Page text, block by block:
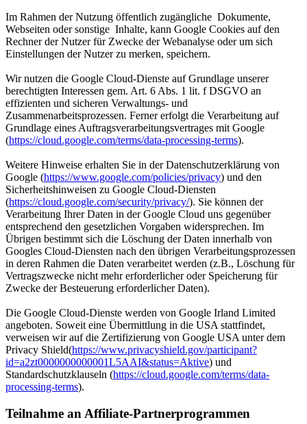
Im Rahmen der Nutzung öffentlich zugängliche Dokumente,
Webseiten oder sonstige Inhalte, kann Google Cookies auf den
Rechner der Nutzer für Zwecke der Webanalyse oder um sich
Einstellungen der Nutzer zu merken, speichern.
Wir nutzen die Google Cloud-Dienste auf Grundlage unserer
berechtigten Interessen gem. Art. 6 Abs. 1 lit. f DSGVO an
effizienten und sicheren Verwaltungs- und
Zusammenarbeitsprozessen. Ferner erfolgt die Verarbeitung auf
Grundlage eines Auftragsverarbeitungsvertrages mit Google
(https://cloud.google.com/terms/data-processing-terms).
Weitere Hinweise erhalten Sie in der Datenschutzerklärung von
Google (https://www.google.com/policies/privacy) und den
Sicherheitshinweisen zu Google Cloud-Diensten
(https://cloud.google.com/security/privacy/). Sie können der
Verarbeitung Ihrer Daten in der Google Cloud uns gegenüber
entsprechend den gesetzlichen Vorgaben widersprechen. Im
Übrigen bestimmt sich die Löschung der Daten innerhalb von
Googles Cloud-Diensten nach den übrigen Verarbeitungsprozessen
in deren Rahmen die Daten verarbeitet werden (z.B., Löschung für
Vertragszwecke nicht mehr erforderlicher oder Speicherung für
Zwecke der Besteuerung erforderlicher Daten).
Die Google Cloud-Dienste werden von Google Irland Limited
angeboten. Soweit eine Übermittlung in die USA stattfindet,
verweisen wir auf die Zertifizierung von Google USA unter dem
Privacy Shield(https://www.privacyshield.gov/participant?
id=a2zt0000000000001L5AAI&status=Aktive) und
Standardschutzklauseln (https://cloud.google.com/terms/data-
processing-terms).
Teilnahme an Affiliate-Partnerprogrammen